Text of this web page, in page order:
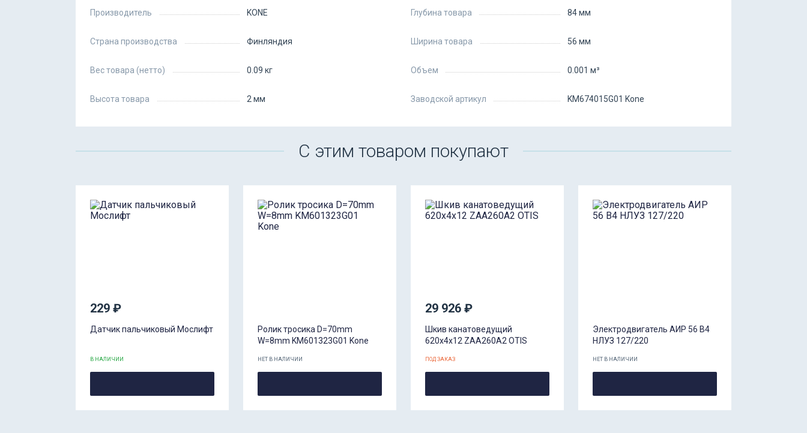
Производитель KONE
Страна производства Финляндия
Вес товара (нетто) 0.09 кг
Высота товара 2 мм
Глубина товара 84 мм
Ширина товара 56 мм
Объем 0.001 м³
Заводской артикул KM674015G01 Kone
С этим товаром покупают
229 ₽
Датчик пальчиковый Мослифт
В НАЛИЧИИ
Ролик тросика D=70mm
W=8mm KM601323G01 Kone
НЕТ В НАЛИЧИИ
29 926 ₽
Шкив канатоведущий
620х4х12 ZAA260A2 OTIS
ПОД ЗАКАЗ
Электродвигатель АИР 56 В4
НЛУЗ 127/220
НЕТ В НАЛИЧИИ